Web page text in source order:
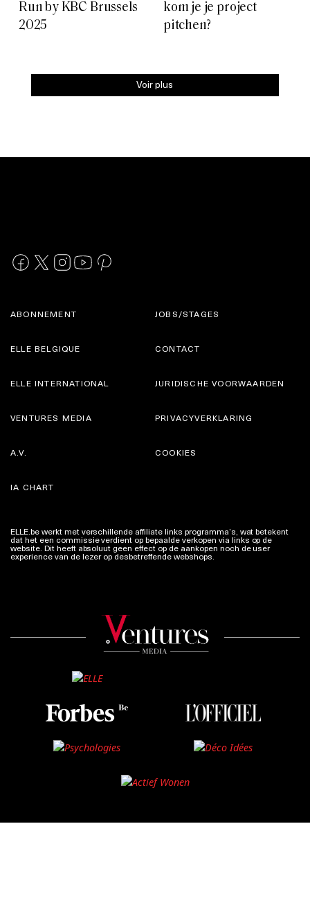
Run by KBC Brussels
2025
kom je je project
pitchen?
Voir plus
ABONNEMENT
ELLE BELGIQUE
JOBS/STAGES
CONTACT
ELLE INTERNATIONAL
VENTURES MEDIA
JURIDISCHE VOORWAARDEN
PRIVACYVERKLARING
A.V.
IA CHART
COOKIES
ELLE.be werkt met verschillende affiliate links programma’s, wat betekent
dat het een commissie verdient op bepaalde verkopen via links op de
website. Dit heeft absoluut geen effect op de aankopen noch de user
experience van de lezer op desbetreffende webshops.